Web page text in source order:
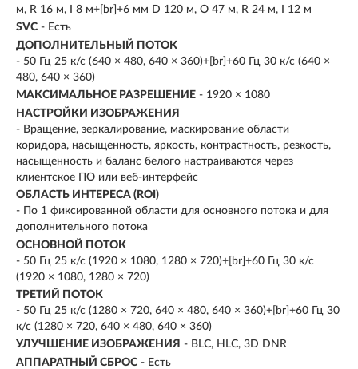
м, R 16 м, I 8 м+[br]+6 мм D 120 м, O 47 м, R 24 м, I 12 м
SVC - Есть
ДОПОЛНИТЕЛЬНЫЙ ПОТОК
- 50 Гц 25 к/с (640 × 480, 640 × 360)+[br]+60 Гц 30 к/с (640 ×
480, 640 × 360)
МАКСИМАЛЬНОЕ РАЗРЕШЕНИЕ - 1920 × 1080
НАСТРОЙКИ ИЗОБРАЖЕНИЯ
- Вращение, зеркалирование, маскирование области
коридора, насыщенность, яркость, контрастность, резкость,
насыщенность и баланс белого настраиваются через
клиентское ПО или веб-интерфейс
ОБЛАСТЬ ИНТЕРЕСА (ROI)
- По 1 фиксированной области для основного потока и для
дополнительного потока
ОСНОВНОЙ ПОТОК
- 50 Гц 25 к/с (1920 × 1080, 1280 × 720)+[br]+60 Гц 30 к/с
(1920 × 1080, 1280 × 720)
ТРЕТИЙ ПОТОК
- 50 Гц 25 к/с (1280 × 720, 640 × 480, 640 × 360)+[br]+60 Гц 30
к/с (1280 × 720, 640 × 480, 640 × 360)
УЛУЧШЕНИЕ ИЗОБРАЖЕНИЯ - BLC, HLC, 3D DNR
АППАРАТНЫЙ СБРОС - Есть